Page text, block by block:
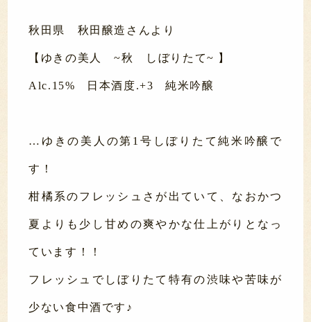
秋田県 秋田醸造さんより
【ゆきの美人 ~秋 しぼりたて~ 】
Alc.15% 日本酒度.+3 純米吟醸
…ゆきの美人の第1号しぼりたて純米吟醸で
す！
柑橘系のフレッシュさが出ていて、なおかつ
夏よりも少し甘めの爽やかな仕上がりとなっ
ています！！
フレッシュでしぼりたて特有の渋味や苦味が
少ない食中酒です♪